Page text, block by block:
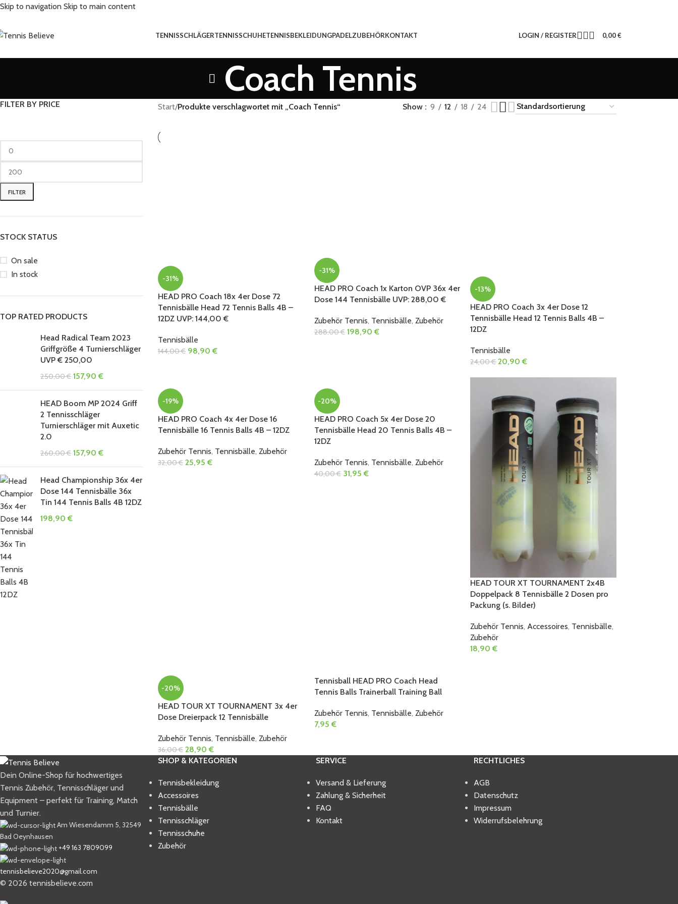
Skip to navigation Skip to main content
TENNISSCHLÄGERTENNISSCHUHETENNISBEKLEIDUNGPADELZUBEHÖRKONTAKT LOGIN / REGISTER 0,00€
Coach Tennis
FILTER BY PRICE
FILTER
STOCK STATUS
On sale
In stock
TOP RATED PRODUCTS
Head Radical Team 2023
Griffgröße 4 Turnierschläger
UVP € 250,00
250,00€ 157,90€
HEAD Boom MP 2024 Griff
2 Tennisschläger
Turnierschläger mit Auxetic
2.0
260,00€ 157,90€
Head Championship 36x 4er
Dose 144 Tennisbälle 36x
Tin 144 Tennis Balls 4B 12DZ
198,90€
Start/Produkte verschlagwortet mit „Coach Tennis“ Show 9 12 18 24
-31%
HEAD PRO Coach 18x 4er Dose 72
Tennisbälle Head 72 Tennis Balls 4B –
12DZ UVP: 144,00 €
Tennisbälle
144,00€ 98,90€
-31%
HEAD PRO Coach 1x Karton OVP 36x 4er
Dose 144 Tennisbälle UVP: 288,00 €
Zubehör Tennis, Tennisbälle, Zubehör
288,00€ 198,90€
-13%
HEAD PRO Coach 3x 4er Dose 12
Tennisbälle Head 12 Tennis Balls 4B –
12DZ
Tennisbälle
24,00€ 20,90€
-19%
HEAD PRO Coach 4x 4er Dose 16
Tennisbälle 16 Tennis Balls 4B – 12DZ
Zubehör Tennis, Tennisbälle, Zubehör
32,00€ 25,95€
-20%
HEAD PRO Coach 5x 4er Dose 20
Tennisbälle Head 20 Tennis Balls 4B –
12DZ
Zubehör Tennis, Tennisbälle, Zubehör
40,00€ 31,95€
HEAD TOUR XT TOURNAMENT 2x4B
Doppelpack 8 Tennisbälle 2 Dosen pro
Packung (s. Bilder)
Zubehör Tennis, Accessoires, Tennisbälle,
Zubehör
18,90€
-20%
HEAD TOUR XT TOURNAMENT 3x 4er
Dose Dreierpack 12 Tennisbälle
Zubehör Tennis, Tennisbälle, Zubehör
36,00€ 28,90€
Tennisball HEAD PRO Coach Head
Tennis Balls Trainerball Training Ball
Zubehör Tennis, Tennisbälle, Zubehör
7,95€
Dein Online-Shop für hochwertiges
Tennis Zubehör, Tennisschläger und
Equipment – perfekt für Training, Match
und Turnier.
Am Wiesendamm 5, 32549
Bad Oeynhausen
+49 163 7809099
tennisbelieve2020@gmail.com
SHOP & KATEGORIEN
Tennisbekleidung
Accessoires
Tennisbälle
Tennisschläger
Tennisschuhe
Zubehör
SERVICE
Versand & Lieferung
Zahlung & Sicherheit
FAQ
Kontakt
RECHTLICHES
AGB
Datenschutz
Impressum
Widerrufsbelehrung
© 2026 tennisbelieve.com